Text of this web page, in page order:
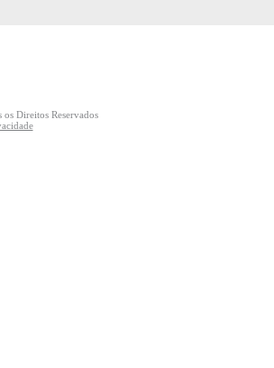
Direitos Reservados